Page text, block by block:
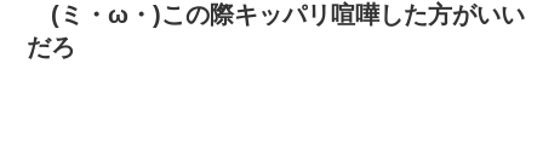
(ミ・ω・)この際キッパリ喧嘩した方がいい
だろ